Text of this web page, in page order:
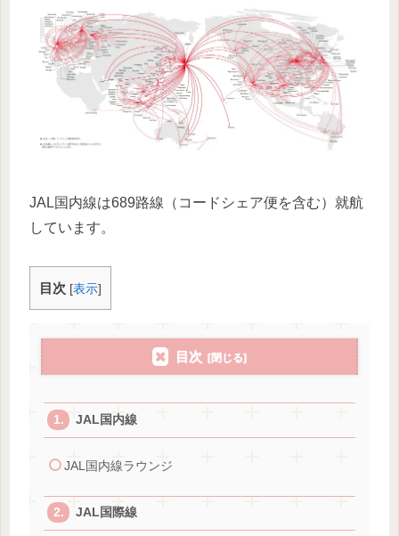
JAL国内線は689路線（コードシェア便を含む）就航
しています。
目次 [表示]
目次
JAL国内線
JAL国内線ラウンジ
JAL国際線